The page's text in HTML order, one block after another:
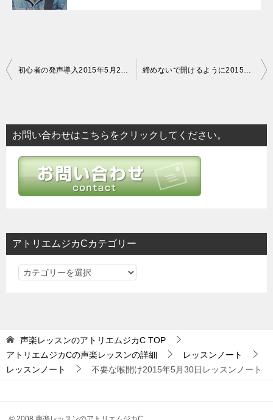
投
ビ
ゲ
初心者の発声導入2015年5月27日レッスンノート 締めないで開けるように2015年5月31日レッスンノート
お問い合わせはこちらをクリックしてください。
アトリエムジカCカテゴリー
ア
ジ
声楽レッスンのアトリエムジカC TOP
アトリエムジカCの声楽レッスンの詳細
レッスンノート
レッスンノート
不要な喉開け2015年5月30日レッスンノート
© 2008 声楽レッスンのアトリエムジカC